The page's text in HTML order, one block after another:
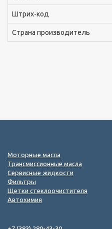
Штрих-код
Страна производитель
Моторные масла
Трансмиссионные масла
Сервисные жидкости
Фильтры
Щетки стеклоочистителя
Автохимия